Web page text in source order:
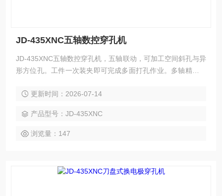
JD-435XNC五轴数控穿孔机
JD-435XNC五轴数控穿孔机，五轴联动，可加工空间斜孔与异
形方位孔。工件一次装夹即可完成多面打孔作业。多轴精密定
工。 更新时间：2026-07-14
产品型号：JD-435XNC
浏览量：147